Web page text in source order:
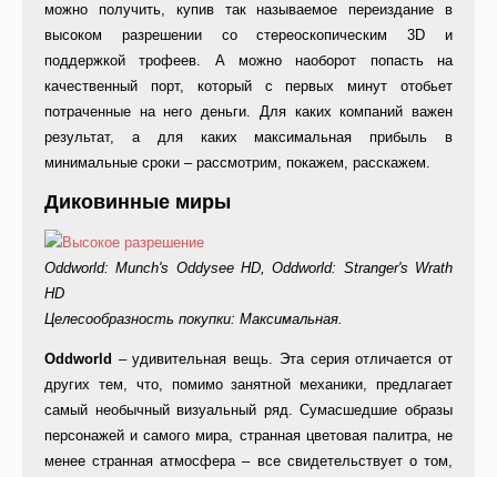
можно получить, купив так называемое переиздание в
высоком разрешении со стереоскопическим 3D и
поддержкой трофеев. А можно наоборот попасть на
качественный порт, который с первых минут отобьет
потраченные на него деньги. Для каких компаний важен
результат, а для каких максимальная прибыль в
минимальные сроки – рассмотрим, покажем, расскажем.
Диковинные миры
Oddworld: Munch's Oddysee HD, Oddworld: Stranger's Wrath
HD
Целесообразность покупки: Максимальная.
Oddworld – удивительная вещь. Эта серия отличается от
других тем, что, помимо занятной механики, предлагает
самый необычный визуальный ряд. Сумасшедшие образы
персонажей и самого мира, странная цветовая палитра, не
менее странная атмосфера – все свидетельствует о том,